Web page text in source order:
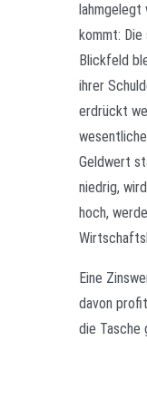
lahmgelegt
kommt: Die
Blickfeld
ihrer
erdrückt
Geldwert
niedrig,
hoch,
Eine
davon
die Tasche